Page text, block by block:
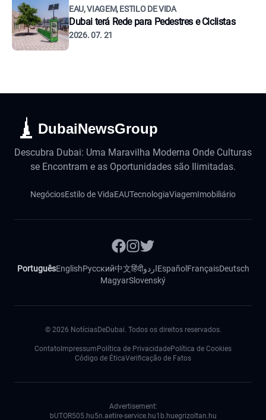
EAU, VIAGEM, ESTILO DE VIDA
Dubai terá Rede para Pedestres e Ciclistas
2026. 07. 21
DubaiNewsGroup
Descubra Dubai: Uma Maravilha Moderna Onde Culturas
se Encontram e as Oportunidades são Ilimitadas.
NegóciosEstilo de VidaEAUTecnologiaViagemImobiliário
PortuguêsEnglishРусский中文हिंदीاردوEspañol FrançaisDeutsch
MagyarSlovenský
© 2026 NotíciasDeDubai. Todos os direitos reservados.
Contato Impressum Política de PrivacidadePolítica de Cookies
Código de ÉticaVerificação de Fatos
Advertisement:
bUTOR505.hu5n.aetire-service.hu1b.huegrizoltan.hu